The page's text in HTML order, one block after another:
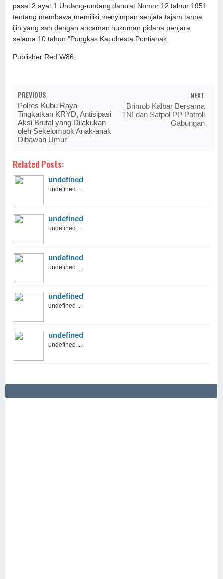
pasal 2 ayat 1 Undang-undang darurat Nomor 12 tahun 1951
tentang membawa,memiliki,menyimpan senjata tajam tanpa
ijin yang sah dengan ancaman hukuman pidana penjara
selama 10 tahun."Pungkas Kapolresta Pontianak.
Publisher Red W86
PREVIOUS
Polres Kubu Raya
Tingkatkan KRYD, Antisipasi
Aksi Brutal yang Dilakukan
oleh Sekelompok Anak-anak
Dibawah Umur
NEXT
Brimob Kalbar Bersama
TNI dan Satpol PP Patroli
Gabungan
Related Posts:
undefined
undefined ...
undefined
undefined ...
undefined
undefined ...
undefined
undefined ...
undefined
undefined ...